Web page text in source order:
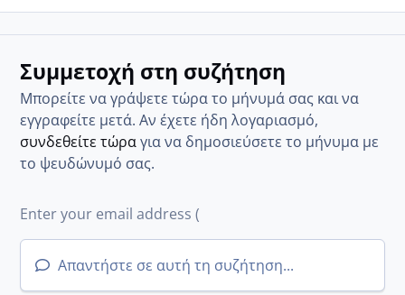
Συμμετοχή στη συζήτηση
Μπορείτε να γράψετε τώρα το μήνυμά σας και να
εγγραφείτε μετά. Αν έχετε ήδη λογαριασμό,
συνδεθείτε τώραγια να δημοσιεύσετε το μήνυμα με
το ψευδώνυμό σας.
Απαντήστε σε αυτή τη συζήτηση...